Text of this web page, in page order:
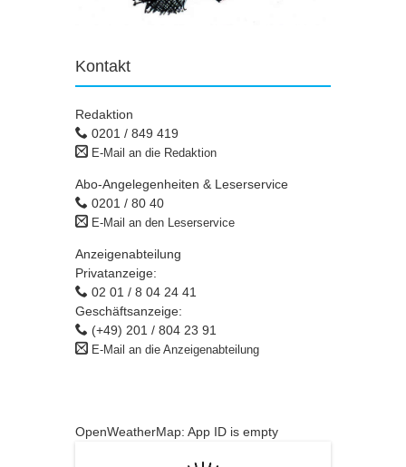
Kontakt
Redaktion
0201 / 849 419
E-Mail an die Redaktion
Abo-Angelegenheiten & Leserservice
0201 / 80 40
E-Mail an den Leserservice
Anzeigenabteilung
Privatanzeige:
02 01 / 8 04 24 41
Geschäftsanzeige:
(+49) 201 / 804 23 91
E-Mail an die Anzeigenabteilung
OpenWeatherMap: App ID is empty